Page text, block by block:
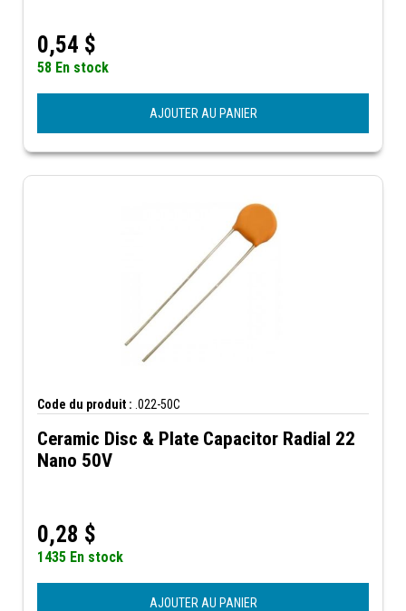
0,54 $
58 En stock
AJOUTER AU PANIER
Code du produit : .022-50C
Ceramic Disc & Plate Capacitor Radial 22
Nano 50V
0,28 $
1435 En stock
AJOUTER AU PANIER